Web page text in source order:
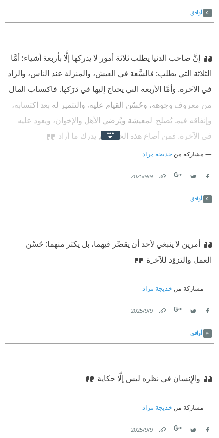
أوافق
إنَّ صاحب الدنيا يطلب ثلاثة أمور لا يدركها إلَّا بأربعة أشياء؛ أمَّا
الثلاثة التي يطلب: فالسَّعة في العيش، والمنزلة عند الناس، والزاد
في الآخرة. وأمَّا الأربعة التي يحتاج إليها في دَرَكها: فاكتساب المال
من معروف وجوهه، وحُسْن القيام عليه، والتثمير له بعد اكتسابه،
وإنفاقه فيما يُصلح المعيشة ويُرضي الأهل والإخوان، ويعود عليه
في الآخرة. فمن أضاع هذه الخلال لم يدرك ما أراد
مشاركة من خديجة مراد
9‏/9‏/2025
أوافق
أمرين لا ينبغي لأحد أن يقصِّر فيهما، بل يكثر منهما: حُسْن
العمل والتزوّد للآخرة
مشاركة من خديجة مراد
9‏/9‏/2025
أوافق
والإِنسان في نظره ليس إلَّا حكاية
مشاركة من خديجة مراد
9‏/9‏/2025